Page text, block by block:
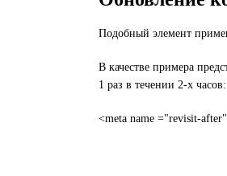
Подобный элемент
В качестве примера
1 раз в течении 2-х часов:
<meta name ="revisit-